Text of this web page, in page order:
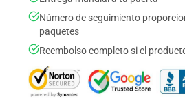
Número de seguimiento
paquetes
Reembolso completo si el